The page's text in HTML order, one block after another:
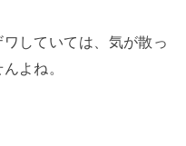
していては、気が散っ
よね。